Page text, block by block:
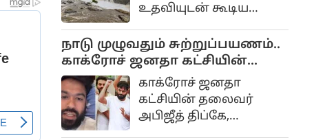
உதவியுடன் கூடிய
மேலாண்மை மற்றும்
மீட்பு திட்டம் கேரளாவில்
விரைவில்
அமல்படுத்தப்படும்
என்று அம்மாநில
முதலமைச்சர் வி.டி.
நாடு முழுவதும் சுற்றுப்பயணம்..
காக்ரோச் ஜனதா கட்சியின்
தலைவர் அபிஜீத் திப்கே
அறிவிப்பு..
காக்ரோச் ஜனதா
கட்சியின் தலைவர்
அபிஜீத் திப்கே,